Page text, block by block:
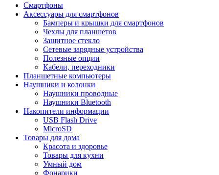
Смартфоны
Аксессуары для смартфонов
Бамперы и крышки для смартфонов
Чехлы для планшетов
Защитное стекло
Сетевые зарядные устройства
Полезные опции
Кабели, переходники
Планшетные компьютеры
Наушники и колонки
Наушники проводные
Наушники Bluetooth
Накопители информации
USB Flash Drive
MicroSD
Товары для дома
Красота и здоровье
Товары для кухни
Умный дом
Фонарики